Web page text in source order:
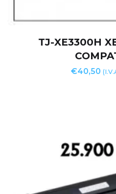
TJ-XE3300H
€40,50